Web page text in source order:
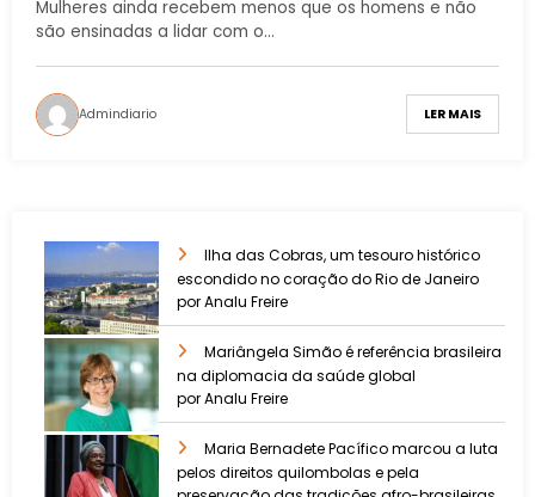
Mulheres ainda recebem menos que os homens e não
são ensinadas a lidar com o…
Admindiario LER MAIS
Ilha das Cobras, um tesouro histórico
escondido no coração do Rio de Janeiro
por Analu Freire
Mariângela Simão é referência brasileira
na diplomacia da saúde global
por Analu Freire
Maria Bernadete Pacífico marcou a luta
pelos direitos quilombolas e pela